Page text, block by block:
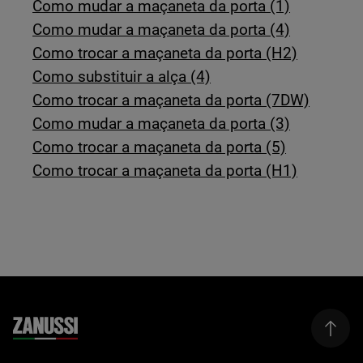
Como mudar a maçaneta da porta (1)
Como mudar a maçaneta da porta (4)
Como trocar a maçaneta da porta (H2)
Como substituir a alça (4)
Como trocar a maçaneta da porta (7DW)
Como mudar a maçaneta da porta (3)
Como trocar a maçaneta da porta (5)
Como trocar a maçaneta da porta (H1)